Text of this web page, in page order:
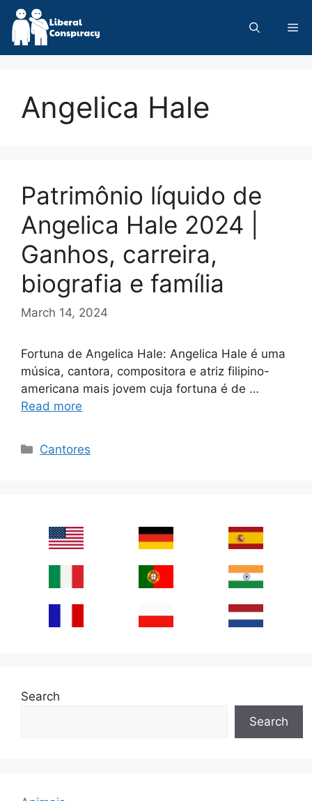
Skip
content
Angelica Hale
Patrimônio líquido de
Angelica Hale 2024 |
Ganhos, carreira,
biografia e família
March 14, 2024
Fortuna de Angelica Hale: Angelica Hale é uma
música, cantora, compositora e atriz filipino-
americana mais jovem cuja fortuna é de …
Read more
Categories
Cantores
Search
Search